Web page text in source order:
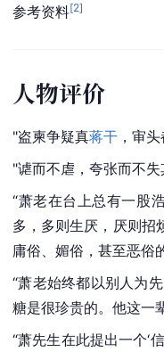
参考资料[2]
人物评价
"盗柬争疑真蒋干 ，审
"谑而不虐，夸张而不
“萧老在台上总有一股
多，多则生厌，厌则招
庸俗、媚俗，甚至恶俗
“萧老始终都以别人为
糖是很珍贵的。他这一
“萧先生在此提出一个‘